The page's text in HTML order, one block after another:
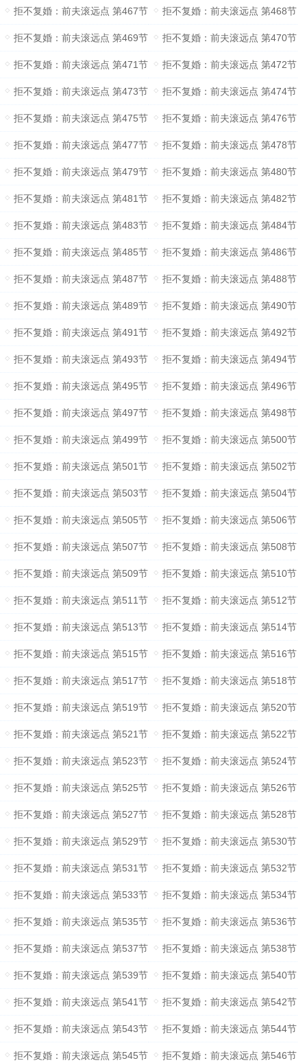
拒不复婚：前夫滚远点 第467节 拒不复婚：前夫滚远点 第468节
拒不复婚：前夫滚远点 第469节 拒不复婚：前夫滚远点 第470节
拒不复婚：前夫滚远点 第471节 拒不复婚：前夫滚远点 第472节
拒不复婚：前夫滚远点 第473节 拒不复婚：前夫滚远点 第474节
拒不复婚：前夫滚远点 第475节 拒不复婚：前夫滚远点 第476节
拒不复婚：前夫滚远点 第477节 拒不复婚：前夫滚远点 第478节
拒不复婚：前夫滚远点 第479节 拒不复婚：前夫滚远点 第480节
拒不复婚：前夫滚远点 第481节 拒不复婚：前夫滚远点 第482节
拒不复婚：前夫滚远点 第483节 拒不复婚：前夫滚远点 第484节
拒不复婚：前夫滚远点 第485节 拒不复婚：前夫滚远点 第486节
拒不复婚：前夫滚远点 第487节 拒不复婚：前夫滚远点 第488节
拒不复婚：前夫滚远点 第489节 拒不复婚：前夫滚远点 第490节
拒不复婚：前夫滚远点 第491节 拒不复婚：前夫滚远点 第492节
拒不复婚：前夫滚远点 第493节 拒不复婚：前夫滚远点 第494节
拒不复婚：前夫滚远点 第495节 拒不复婚：前夫滚远点 第496节
拒不复婚：前夫滚远点 第497节 拒不复婚：前夫滚远点 第498节
拒不复婚：前夫滚远点 第499节 拒不复婚：前夫滚远点 第500节
拒不复婚：前夫滚远点 第501节 拒不复婚：前夫滚远点 第502节
拒不复婚：前夫滚远点 第503节 拒不复婚：前夫滚远点 第504节
拒不复婚：前夫滚远点 第505节 拒不复婚：前夫滚远点 第506节
拒不复婚：前夫滚远点 第507节 拒不复婚：前夫滚远点 第508节
拒不复婚：前夫滚远点 第509节 拒不复婚：前夫滚远点 第510节
拒不复婚：前夫滚远点 第511节 拒不复婚：前夫滚远点 第512节
拒不复婚：前夫滚远点 第513节 拒不复婚：前夫滚远点 第514节
拒不复婚：前夫滚远点 第515节 拒不复婚：前夫滚远点 第516节
拒不复婚：前夫滚远点 第517节 拒不复婚：前夫滚远点 第518节
拒不复婚：前夫滚远点 第519节 拒不复婚：前夫滚远点 第520节
拒不复婚：前夫滚远点 第521节 拒不复婚：前夫滚远点 第522节
拒不复婚：前夫滚远点 第523节 拒不复婚：前夫滚远点 第524节
拒不复婚：前夫滚远点 第525节 拒不复婚：前夫滚远点 第526节
拒不复婚：前夫滚远点 第527节 拒不复婚：前夫滚远点 第528节
拒不复婚：前夫滚远点 第529节 拒不复婚：前夫滚远点 第530节
拒不复婚：前夫滚远点 第531节 拒不复婚：前夫滚远点 第532节
拒不复婚：前夫滚远点 第533节 拒不复婚：前夫滚远点 第534节
拒不复婚：前夫滚远点 第535节 拒不复婚：前夫滚远点 第536节
拒不复婚：前夫滚远点 第537节 拒不复婚：前夫滚远点 第538节
拒不复婚：前夫滚远点 第539节 拒不复婚：前夫滚远点 第540节
拒不复婚：前夫滚远点 第541节 拒不复婚：前夫滚远点 第542节
拒不复婚：前夫滚远点 第543节 拒不复婚：前夫滚远点 第544节
拒不复婚：前夫滚远点 第545节 拒不复婚：前夫滚远点 第546节